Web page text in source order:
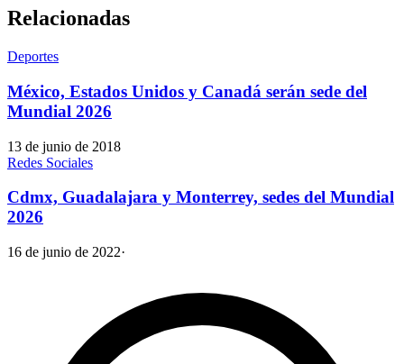
Relacionadas
Deportes
México, Estados Unidos y Canadá serán sede del
Mundial 2026
13 de junio de 2018
Redes Sociales
Cdmx, Guadalajara y Monterrey, sedes del Mundial
2026
16 de junio de 2022·